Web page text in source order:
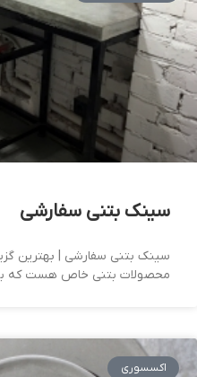
سینک بتنی سفارشی
سینک بتنی سفارشی | بهترین
محصولات بتنی خاص هست که
اکسسوری